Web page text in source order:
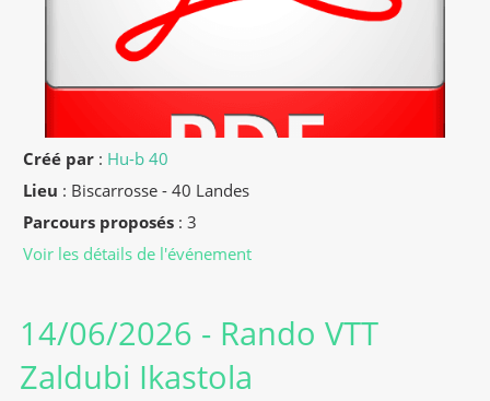
Créé par : Hu-b 40
Lieu : Biscarrosse - 40 Landes
Parcours proposés : 3
Voir les détails de l'événement
14/06/2026 - Rando VTT
Zaldubi Ikastola